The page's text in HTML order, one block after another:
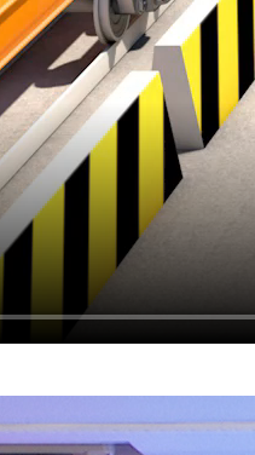
bối cảnh kinh tế thế giới
của Việt Nam vẫn duy trì
tranh trên thị trường quốc tế
lượng, xanh hoá chuỗi
triểnbền vững đang trở thành
Việt Nam chinh phụcthị
tranh cho doanh nghiệp
hơn bao giờ hết.
tranh của doanh nghiệp
đâu là những giải pháp then
đoạn tới?